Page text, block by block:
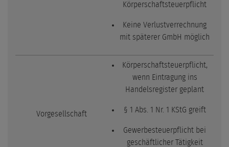
Körperschaftsteuerpflicht
Keine Verlustverrechnung
mit späterer GmbH möglich
Vorgesellschaft
Körperschaftsteuerpflicht,
wenn Eintragung ins
Handelsregister geplant
§ 1 Abs. 1 Nr. 1 KStG greift
Gewerbesteuerpflicht bei
geschäftlicher Tätigkeit